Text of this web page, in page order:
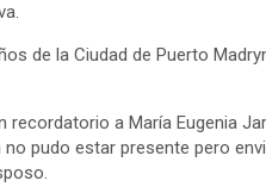
de la Ciudad de Puerto
a María Eugenia
no pudo estar presente pero